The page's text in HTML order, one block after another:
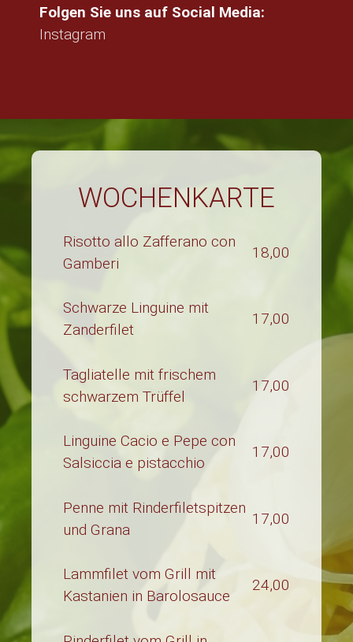
Folgen Sie uns auf Social Media:
Instagram
WOCHENKARTE
Risotto allo Zafferano con
Gamberi
18,00
Schwarze Linguine mit
Zanderfilet
17,00
Tagliatelle mit frischem
schwarzem Trüffel
17,00
Linguine Cacio e Pepe con
Salsiccia e pistacchio
17,00
Penne mit Rinderfiletspitzen
und Grana
17,00
Lammfilet vom Grill mit
Kastanien in Barolosauce
24,00